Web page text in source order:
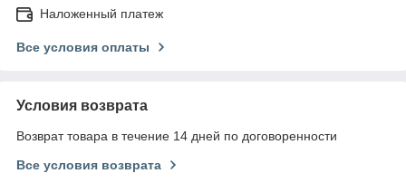
Наложенный платеж
Все условия оплаты
Условия возврата
Возврат товара в течение 14 дней по договоренности
Все условия возврата